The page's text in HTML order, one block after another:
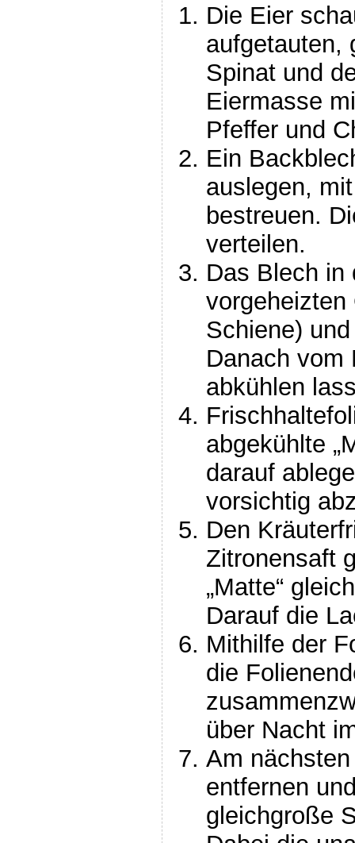
Die Eier
aufgetauten,
Spinat und
Eiermasse
Pfeffer und
Ein
auslegen,
bestreuen.
verteilen.
Das Blech in
vorgeheizten
Schiene)
Danach vom
abkühlen
abgekühlte
darauf
vorsichtig
Den
Zitronensaft
„Matte“
Darauf die
Mithilfe der
die
über Nacht
Am
entfernen
gleichgroße